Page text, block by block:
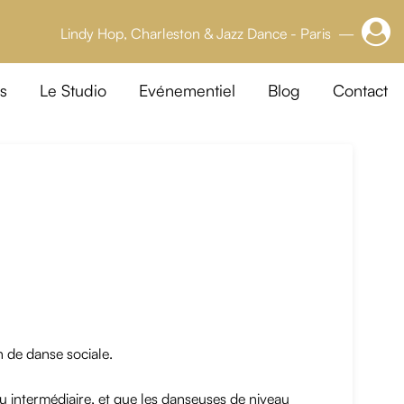
Lindy Hop, Charleston & Jazz Dance - Paris —
Le Studio Evénementiel Blog Contact
de danse sociale.
intermédiaire, et que les danseuses de niveau